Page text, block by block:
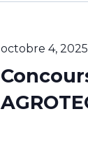
octobre 4, 2025